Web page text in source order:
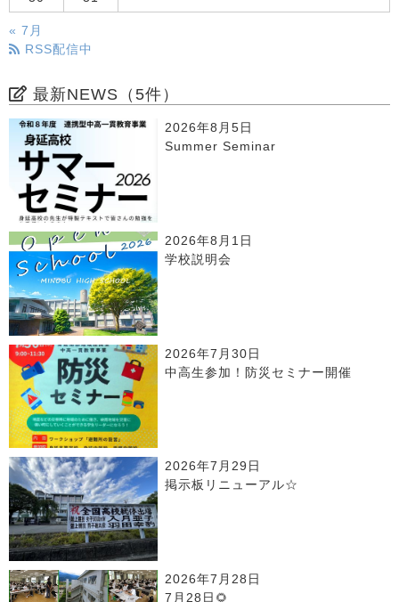
« 7月
RSS配信中
最新NEWS（5件）
2026年8月5日
Summer Seminar
2026年8月1日
学校説明会
2026年7月30日
中高生参加！防災セミナー開催
2026年7月29日
掲示板リニューアル☆
2026年7月28日
7月28日🌻